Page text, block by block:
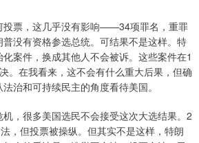
票，这几乎没有影响——34项罪名，重罪
没有资格参选总统。可结果不是这样。特
案件，换成其他人不会被诉。这些案件在1
。在我看来，这不会有什么重大后果，但确
治和可持续民主的角度看待美国。
，很多美国选民不会接受这次大选结果。2
，但投票被操纵。但其实不是这样，特朗